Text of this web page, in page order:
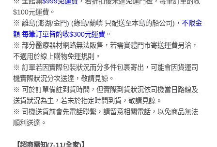
$100元運費。
※ 離島(澎湖/金門) (綠島/蘭嶼 只配送至本島的船公司)， 不限金
額 每筆訂單皆酌收$300元運費。
※ 部分醫療器材網路無法販售，若需實體門市寄送運費另洽，
不適用於線上購物免運規則。
※ 訂單若因實際包裝狀況而分多件包裹寄出，可能會因貨運司
機實際狀況分次送達，敬請見諒。
※ 可於訂單備註到貨時間，但實際到貨狀況依司機當日路線及
送貨狀況為主，若未於指定時間到貨，敬請見諒。
※ 司機送貨前會先電話聯繫，請留意相關電話，以免商品無法
順利送達。
【超商需知(7-11/全家)】